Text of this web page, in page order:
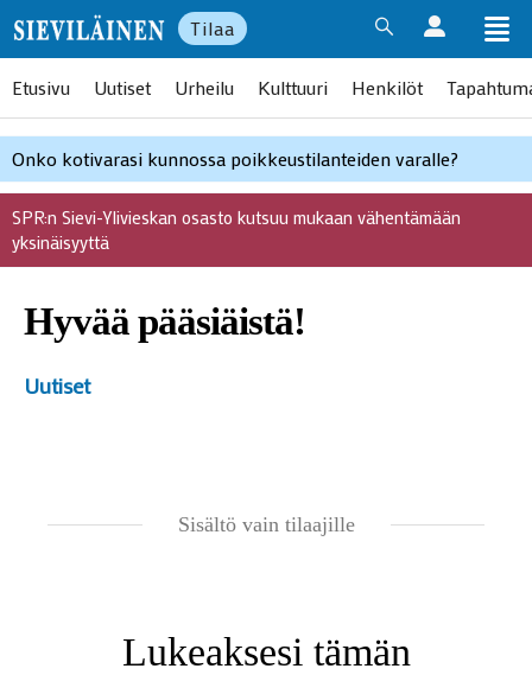
Tilaa
Etusivu Uutiset Urheilu Kulttuuri Henkilöt
Onko kotivarasi kunnossa poikkeustilanteiden varalle?
SPR:n Sievi-Ylivieskan osasto kutsuu mukaan vähentämään
yksinäisyyttä
Hyvää pääsiäistä!
Uutiset
Sisältö vain tilaajille
Lukeaksesi tämän